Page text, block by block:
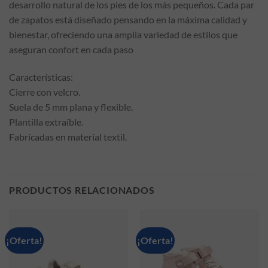
desarrollo natural de los pies de los más pequeños. Cada par
de zapatos está diseñado pensando en la máxima calidad y
bienestar, ofreciendo una amplia variedad de estilos que
aseguran confort en cada paso
Características:
Cierre con velcro.
Suela de 5 mm plana y flexible.
Plantilla extraíble.
Fabricadas en material textil.
PRODUCTOS RELACIONADOS
¡Oferta! ¡Oferta!